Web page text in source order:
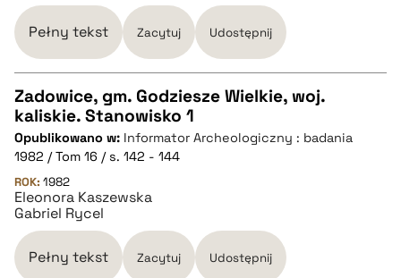
BIBTEX
pobierz cytat
Pełny tekst Zacytuj Udostępnij
CZYSTY TEKST
pobierz cytat
BIBTEX
Zadowice, gm. Godziesze Wielkie, woj.
kaliskie. Stanowisko 1
Opublikowano w: Informator Archeologiczny : badania
1982 / Tom 16 / s. 142 - 144
ROK: 1982
Eleonora Kaszewska
Gabriel Rycel
Pełny tekst Zacytuj Udostępnij